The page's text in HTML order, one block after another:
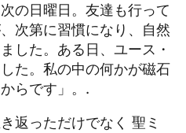
の日曜日。友達も行って
次第に習慣になり、自然
した。ある日、ユース・
た。私の中の何かが磁石
らです」。.
返っただけでなく 聖ミ